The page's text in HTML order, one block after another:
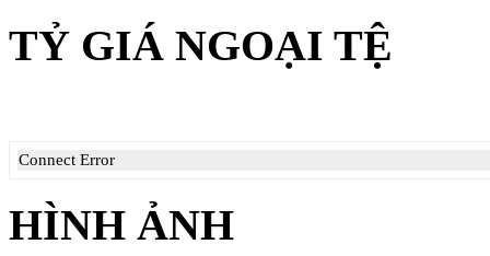
TỶ GIÁ NGOẠI TỆ
Connect Error
HÌNH ẢNH